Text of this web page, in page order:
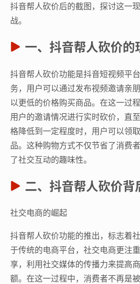
抖音帮人砍价后的截图，探讨这一
战。
一、抖音帮人砍价的
抖音帮人砍价功能是抖音短视频平
务，用户可以通过发布视频邀请亲
以更低的价格购买商品。在这一过
用户的邀请情况进行实时砍价，直
格降低到一定程度时，用户可以领
品。这种购物方式不仅节省了消费
了社交互动的趣味性。
二、抖音帮人砍价背
社交电商的崛起
抖音帮人砍价功能的推出，标志着
于传统的电商平台，社交电商更注
享，利用社交媒体的传播力来提高
额。在这一过程中，消费者不再是